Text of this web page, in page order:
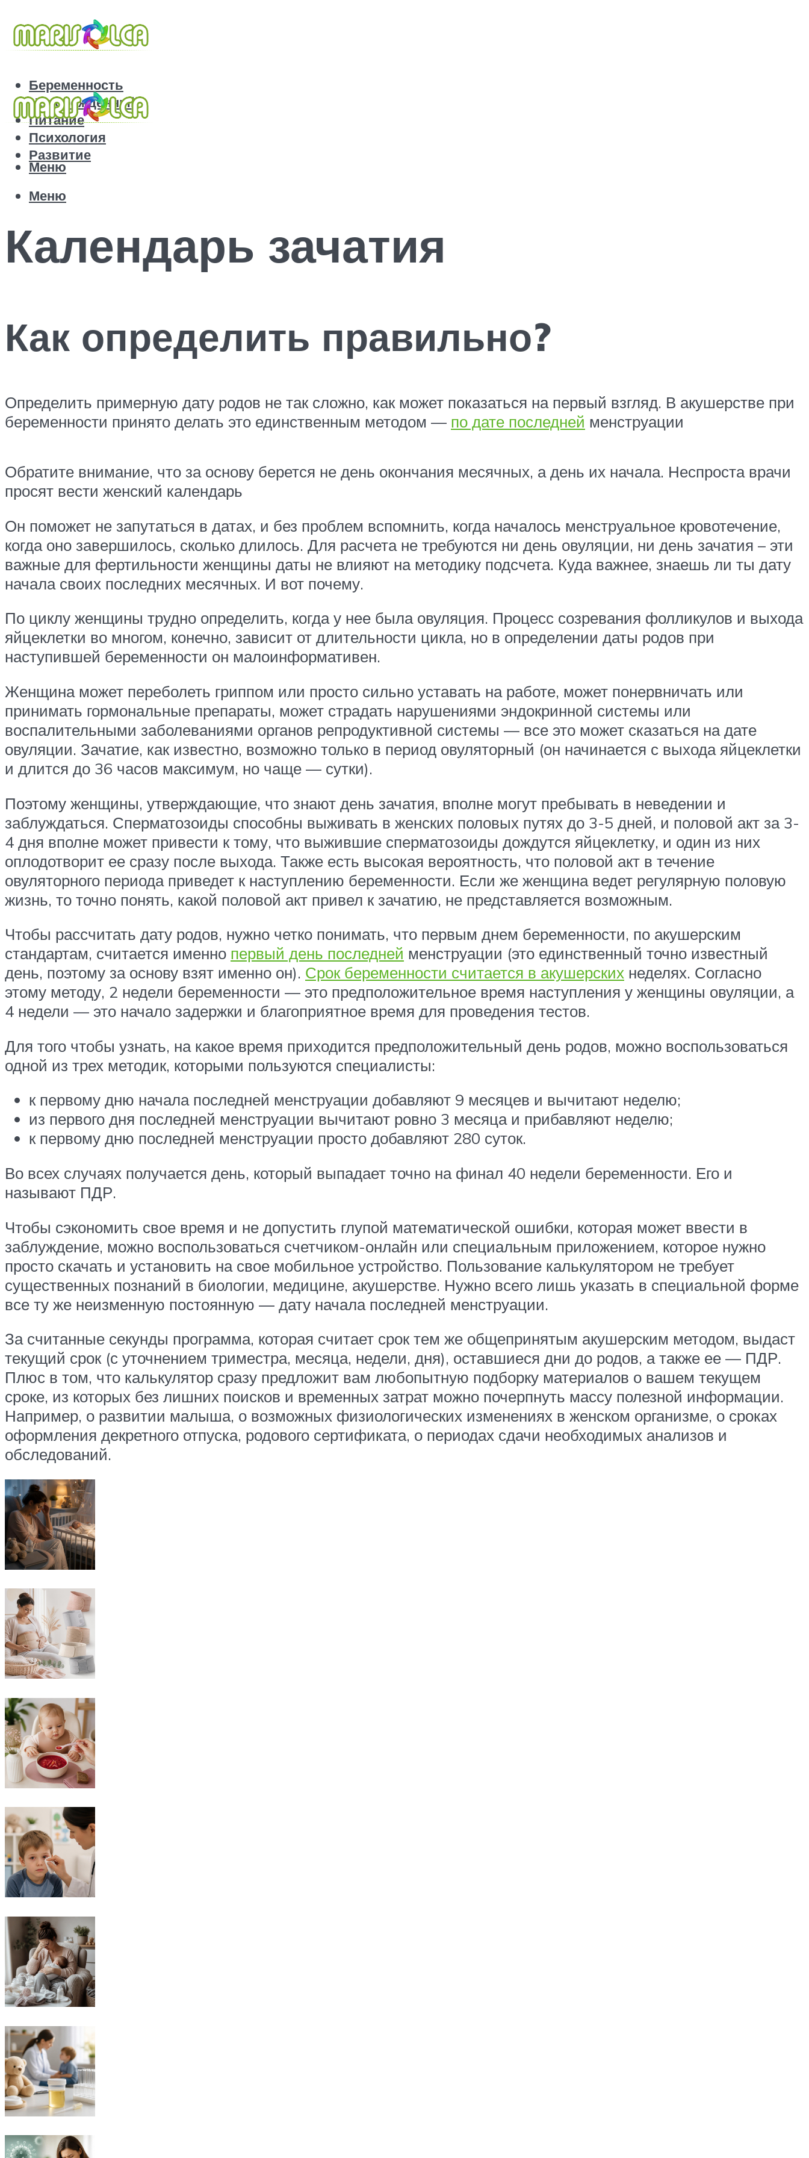
Беременность
Новорожденный
Питание
Психология
Развитие
Меню
Меню
Календарь зачатия
Как определить правильно?
Определить примерную дату родов не так сложно, как может показаться на первый взгляд. В акушерстве при
беременности принято делать это единственным методом — по дате последней менструации
Обратите внимание, что за основу берется не день окончания месячных, а день их начала. Неспроста врачи
просят вести женский календарь
Он поможет не запутаться в датах, и без проблем вспомнить, когда началось менструальное кровотечение,
когда оно завершилось, сколько длилось. Для расчета не требуются ни день овуляции, ни день зачатия – эти
важные для фертильности женщины даты не влияют на методику подсчета. Куда важнее, знаешь ли ты дату
начала своих последних месячных. И вот почему.
По циклу женщины трудно определить, когда у нее была овуляция. Процесс созревания фолликулов и выхода
яйцеклетки во многом, конечно, зависит от длительности цикла, но в определении даты родов при
наступившей беременности он малоинформативен.
Женщина может переболеть гриппом или просто сильно уставать на работе, может понервничать или
принимать гормональные препараты, может страдать нарушениями эндокринной системы или
воспалительными заболеваниями органов репродуктивной системы — все это может сказаться на дате
овуляции. Зачатие, как известно, возможно только в период овуляторный (он начинается с выхода яйцеклетки
и длится до 36 часов максимум, но чаще — сутки).
Поэтому женщины, утверждающие, что знают день зачатия, вполне могут пребывать в неведении и
заблуждаться. Сперматозоиды способны выживать в женских половых путях до 3-5 дней, и половой акт за 3-
4 дня вполне может привести к тому, что выжившие сперматозоиды дождутся яйцеклетку, и один из них
оплодотворит ее сразу после выхода. Также есть высокая вероятность, что половой акт в течение
овуляторного периода приведет к наступлению беременности. Если же женщина ведет регулярную половую
жизнь, то точно понять, какой половой акт привел к зачатию, не представляется возможным.
Чтобы рассчитать дату родов, нужно четко понимать, что первым днем беременности, по акушерским
стандартам, считается именно первый день последней менструации (это единственный точно известный
день, поэтому за основу взят именно он). Срок беременности считается в акушерских неделях. Согласно
этому методу, 2 недели беременности — это предположительное время наступления у женщины овуляции, а
4 недели — это начало задержки и благоприятное время для проведения тестов.
Для того чтобы узнать, на какое время приходится предположительный день родов, можно воспользоваться
одной из трех методик, которыми пользуются специалисты:
к первому дню начала последней менструации добавляют 9 месяцев и вычитают неделю;
из первого дня последней менструации вычитают ровно 3 месяца и прибавляют неделю;
к первому дню последней менструации просто добавляют 280 суток.
Во всех случаях получается день, который выпадает точно на финал 40 недели беременности. Его и
называют ПДР.
Чтобы сэкономить свое время и не допустить глупой математической ошибки, которая может ввести в
заблуждение, можно воспользоваться счетчиком-онлайн или специальным приложением, которое нужно
просто скачать и установить на свое мобильное устройство. Пользование калькулятором не требует
существенных познаний в биологии, медицине, акушерстве. Нужно всего лишь указать в специальной форме
все ту же неизменную постоянную — дату начала последней менструации.
За считанные секунды программа, которая считает срок тем же общепринятым акушерским методом, выдаст
текущий срок (с уточнением триместра, месяца, недели, дня), оставшиеся дни до родов, а также ее — ПДР.
Плюс в том, что калькулятор сразу предложит вам любопытную подборку материалов о вашем текущем
сроке, из которых без лишних поисков и временных затрат можно почерпнуть массу полезной информации.
Например, о развитии малыша, о возможных физиологических изменениях в женском организме, о сроках
оформления декретного отпуска, родового сертификата, о периодах сдачи необходимых анализов и
обследований.